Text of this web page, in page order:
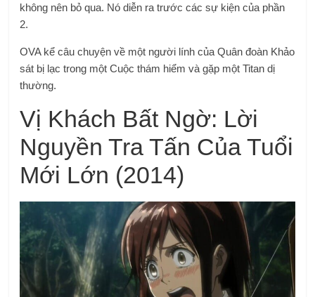
không nên bỏ qua. Nó diễn ra trước các sự kiện của phần
2.
OVA kể câu chuyện về một người lính của Quân đoàn Khảo
sát bị lạc trong một Cuộc thám hiểm và gặp một Titan dị
thường.
Vị Khách Bất Ngờ: Lời
Nguyền Tra Tấn Của Tuổi
Mới Lớn (2014)